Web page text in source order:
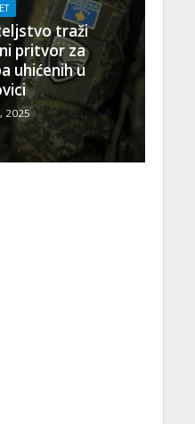
traži
pritvor za
uhićenih u
2025